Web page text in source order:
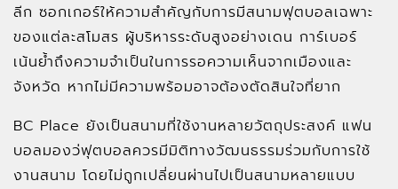
ลีก ซอกเกอร์ให้ความสำคัญกับการมีสนามฟุตบอลเฉพาะ
ของแต่ละสโมสร ผู้บริหารระดับสูงอย่างเดน การ์เบอร์
เน้นย้ำถึงความจำเป็นในการรอความเห็นจากเมืองและ
จังหวัด หากไม่มีความพร้อมอาจต้องตัดสินใจที่ยาก
BC Place ยังเป็นสนามที่ใช้งานหลายวัตถุประสงค์ แฟน
บอลมองว่ฟุตบอลควรมีมิติทางวัฒนธรรมร่วมกับการใช้
งานสนาม โดยไม่ถูกเปลี่ยนผ่านไปเป็นสนามหลายแบบ